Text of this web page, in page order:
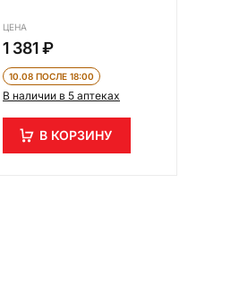
ЦЕНА
1 381 ₽
10.08 ПОСЛЕ 18:00
В наличии в 5 аптеках
В КОРЗИНУ